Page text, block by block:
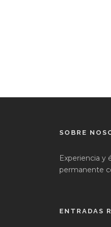
SOBRE
Experiencia y
permanente
ENTRADAS